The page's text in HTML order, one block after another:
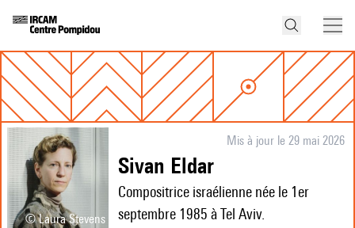
© Laura Stevens
Mis à jour le 29 mai 2026
Sivan Eldar
Compositrice israélienne née le 1er
septembre 1985 à Tel Aviv.